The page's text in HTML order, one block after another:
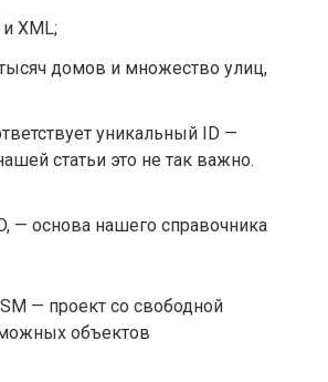
XML;
домов и множество улиц,
уникальный ID —
статьи это не так важно.
— основа нашего справочника
— проект со свободной
объектов